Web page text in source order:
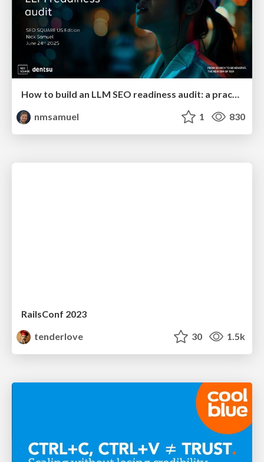
How to build an LLM SEO readiness audit: a practical framework
nmsamuel
1 830
RailsConf 2023
tenderlove
30 1.5k